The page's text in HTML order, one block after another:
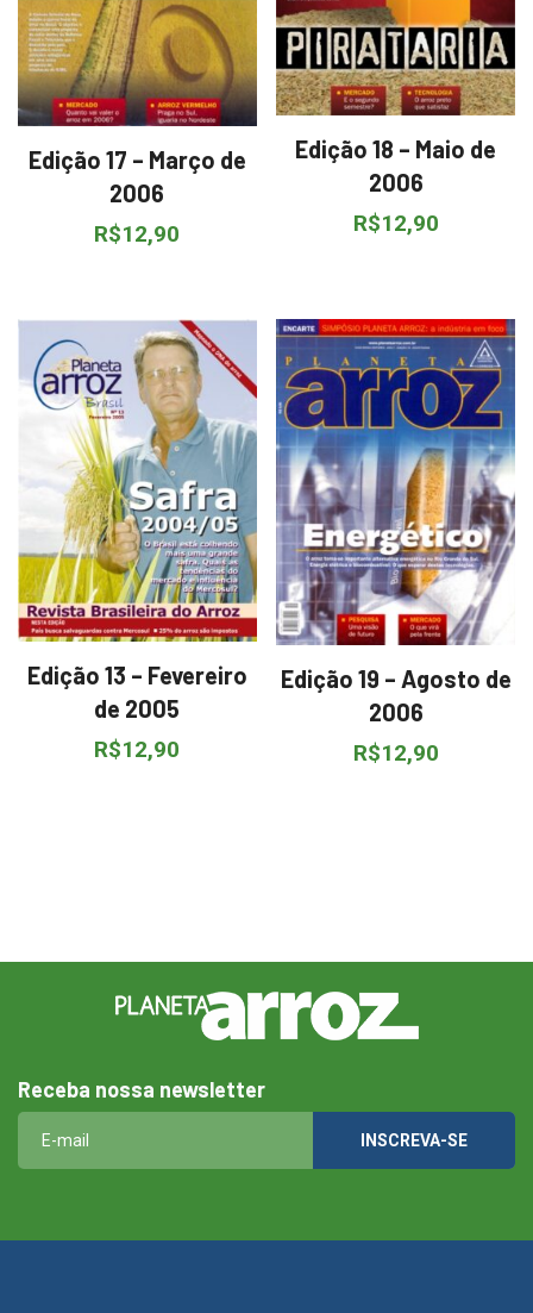
Edição 17 – Março de
2006
R$12,90
Edição 18 – Maio de
2006
R$12,90
Edição 13 – Fevereiro
de 2005
R$12,90
Edição 19 – Agosto de
2006
R$12,90
Receba nossa newsletter